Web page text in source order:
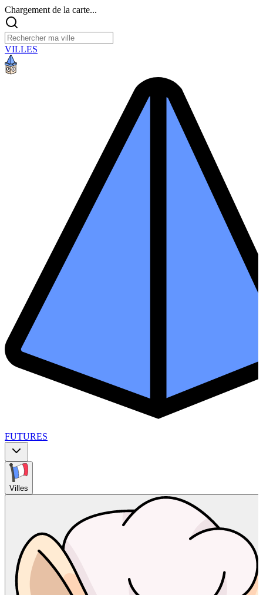
Chargement de la carte...
VILLES
FUTURES
Villes